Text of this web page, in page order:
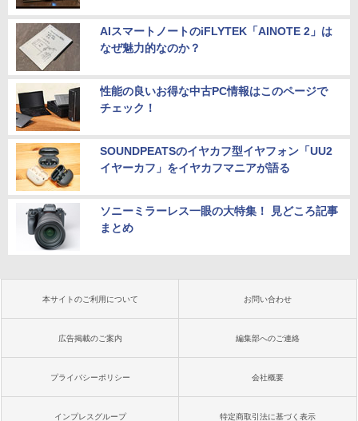
AIスマートノートのiFLYTEK「AINOTE 2」は
なぜ魅力的なのか？
性能の良いお得な中古PC情報はこのページで
チェック！
SOUNDPEATSのイヤカフ型イヤフォン「UU2
イヤーカフ」をイヤカフマニアが語る
ソニーミラーレス一眼の大特集！ 見どころ記事
まとめ
本サイトのご利用について お問い合わせ
広告掲載のご案内 編集部へのご連絡
プライバシーポリシー 会社概要
インプレスグループ 特定商取引法に基づく表示